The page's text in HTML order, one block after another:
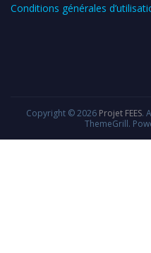
Conditions générales
Copyright © 2026 Projet FEES.
ThemeGrill.